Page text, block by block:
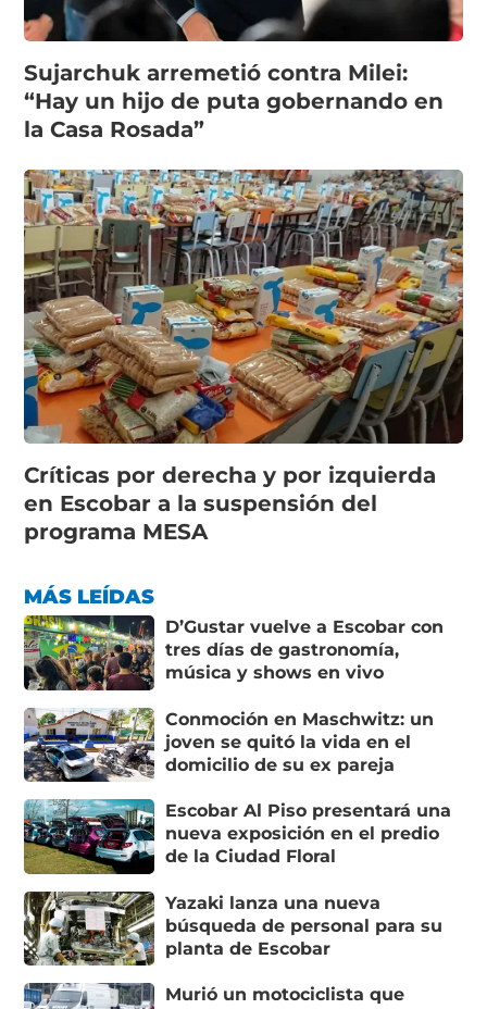
Sujarchuk arremetió contra Milei:
“Hay un hijo de puta gobernando en
la Casa Rosada”
Críticas por derecha y por izquierda
en Escobar a la suspensión del
programa MESA
MÁS LEÍDAS
D’Gustar vuelve a Escobar con
tres días de gastronomía,
música y shows en vivo
Conmoción en Maschwitz: un
joven se quitó la vida en el
domicilio de su ex pareja
Escobar Al Piso presentará una
nueva exposición en el predio
de la Ciudad Floral
Yazaki lanza una nueva
búsqueda de personal para su
planta de Escobar
Murió un motociclista que